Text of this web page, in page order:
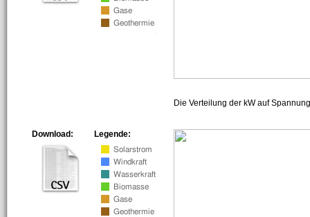
Die Verteilung der kW auf
Legende:
Download: